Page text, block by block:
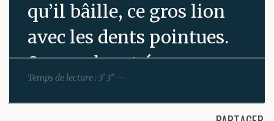
qu’il bâille, ce gros lion
avec les dents pointues.
Sa gueule est énorme
quand il l’ouvre. Il
pourrait m’avaler. C’est
Temps de lecture : 3’ 3” —